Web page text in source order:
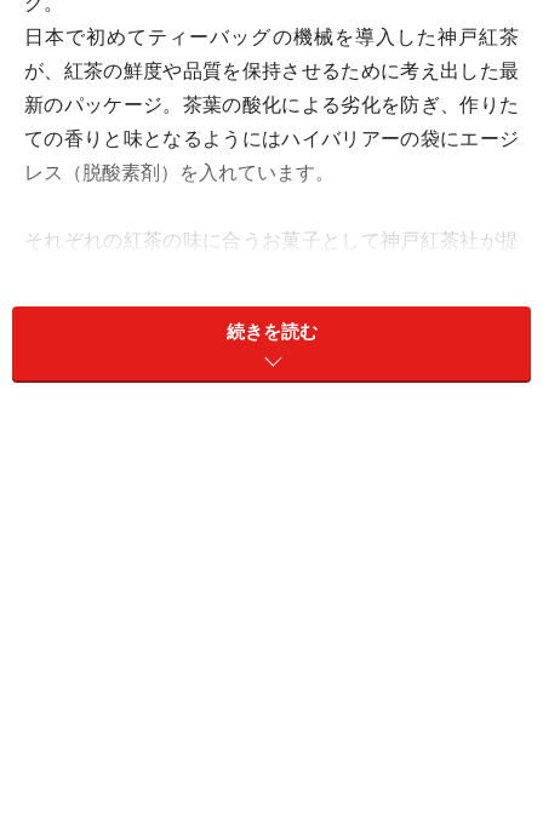
日本で初めてティーバッグの機械を導入した神戸紅茶
が、紅茶の鮮度や品質を保持させるために考え出した最
新のパッケージ。茶葉の酸化による劣化を防ぎ、作りた
ての香りと味となるようにはハイバリアーの袋にエージ
レス（脱酸素剤）を入れています。
それぞれの紅茶の味に合うお菓子として神戸紅茶社が提
イングリッシュブレックファスト
続きを読む